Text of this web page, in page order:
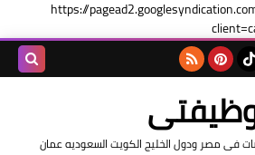
https://
فى مصر ودول الخليج الكويت السعوديه عمان